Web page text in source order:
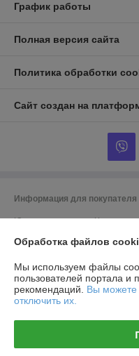
График работы
Полная версия сайта
Политика обработки
Сайт создан на
Информация для покупателя
Юридическое лицо:Частное
г. Брест ул. Вычулки 113
Регистрационный номер ЕГР:
УНП: 291348590
Дата регистрации компании:
Обработка файлов
Мы используем файлы
пользователей портала и
рекомендаций. Вы можете
отключить их.